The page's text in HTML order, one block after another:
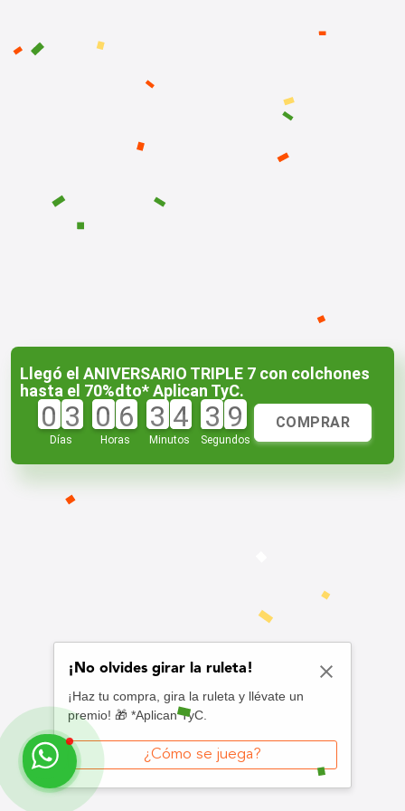
Llegó el ANIVERSARIO TRIPLE 7 con colchones
hasta el 70%dto* Aplican TyC.
0 3
Días
0 6
Horas
3 4
Minutos
3 9
Segundos
COMPRAR
¡No olvides girar la ruleta!
¡Haz tu compra, gira la ruleta y llévate un
premio! 🎁 *Aplican TyC.
¿Cómo se juega?